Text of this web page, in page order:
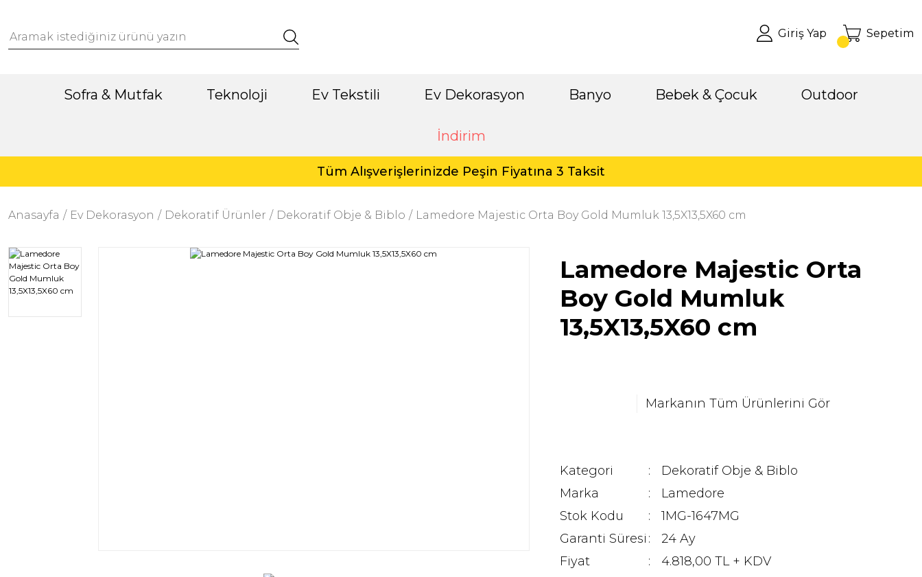
Giriş Yap Sepetim
Sofra & Mutfak Teknoloji Ev Tekstili Ev Dekorasyon Banyo Bebek & Çocuk Outdoor
İndirim
Tüm Alışverişlerinizde Peşin Fiyatına 3 Taksit
Anasayfa Ev Dekorasyon Dekoratif Ürünler Dekoratif Obje & Biblo Lamedore Majestic Orta Boy Gold Mumluk 13,5X13,5X60 cm
Lamedore Majestic Orta
Boy Gold Mumluk
13,5X13,5X60 cm
Markanın Tüm Ürünlerini Gör
Kategori
Dekoratif Obje & Biblo
Marka
Lamedore
Stok Kodu
1MG-1647MG
Garanti Süresi
24 Ay
Fiyat
4.818,00 TL + KDV